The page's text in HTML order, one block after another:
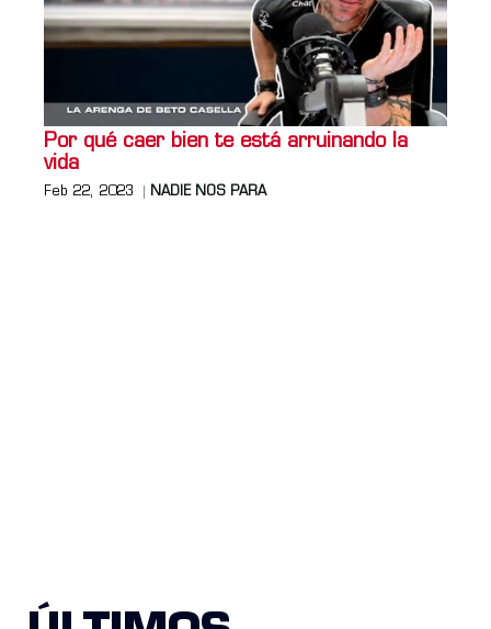
Por qué caer bien te está arruinando la
vida
Feb 22, 2023 NADIE NOS PARA